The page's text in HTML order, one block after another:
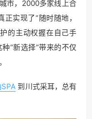
市，2000多家线上合
实现了“随时随地，
的主动权握在自己手
“新选择”带来的不仅
到川式采耳，总有